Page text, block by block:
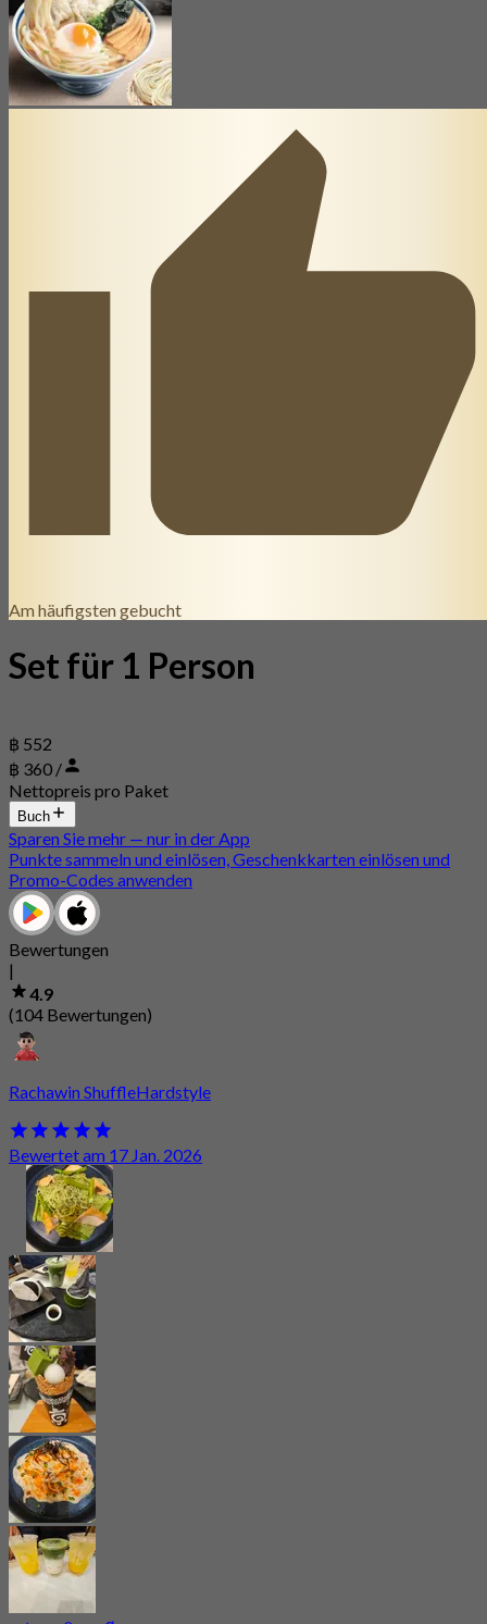
Am häufigsten gebucht
Set für 1 Person
฿ 552
฿ 360 /
Nettopreis pro Paket
Buch
Sparen Sie mehr — nur in der App
Punkte sammeln und einlösen, Geschenkkarten einlösen und
Promo-Codes anwenden
Bewertungen
|
4.9
(104 Bewertungen)
Rachawin ShuffleHardstyle
Bewertet am 17 Jan. 2026